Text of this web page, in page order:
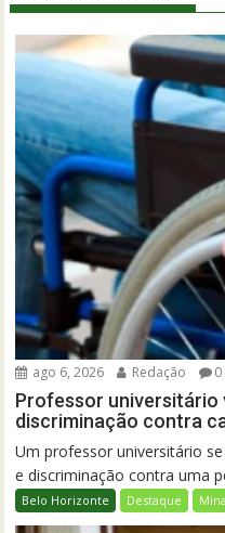
ago 6, 2026 Redação 0
Professor universitário
discriminação contra
Um professor universitário
e discriminação contra uma
Belo Horizonte Destaque